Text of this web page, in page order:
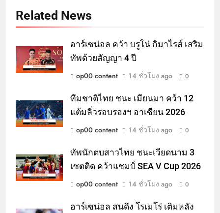
Related News
อาร์เซน่อล คว้า บรูโน่ กิมาไรส์ เสริม
ทัพด้วยสัญญา 4 ปี
op00 content
14 ชั่วโมง ago 0
ทีมชาติไทย ชนะ เมียนมา คว้า 12
แต้มลิ่วรอบรองฯ อาเซียน 2026
op00 content
14 ชั่วโมง ago 0
ทัพนักตบสาวไทย ชนะเวียดนาม 3
เซตติด คว้าแชมป์ SEA V Cup 2026
op00 content
14 ชั่วโมง ago 0
อาร์เซน่อล สนดึง โรเมโร่ เติมหลัง